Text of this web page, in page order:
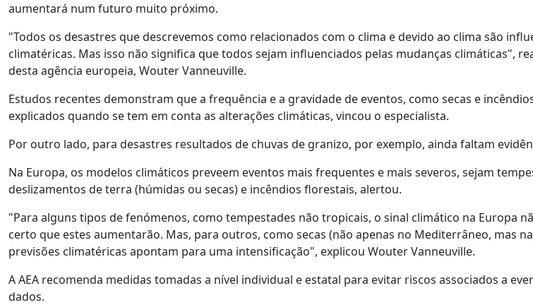
aumentará num futuro muito próximo.
"Todos os desastres que descrevemos como relacionados com o clima e devido ao clima são
climatéricas. Mas isso não significa que todos sejam influenciados pelas mudanças climáticas",
desta agência europeia, Wouter Vanneuville.
Estudos recentes demonstram que a frequência e a gravidade de eventos, como secas e
explicados quando se tem em conta as alterações climáticas, vincou o especialista.
Por outro lado, para desastres resultados de chuvas de granizo, por exemplo, ainda faltam
Na Europa, os modelos climáticos preveem eventos mais frequentes e mais severos, sejam
deslizamentos de terra (húmidas ou secas) e incêndios florestais, alertou.
"Para alguns tipos de fenómenos, como tempestades não tropicais, o sinal climático na Europa
certo que estes aumentarão. Mas, para outros, como secas (não apenas no Mediterrâneo, mas
previsões climatéricas apontam para uma intensificação", explicou Wouter Vanneuville.
A AEA recomenda medidas tomadas a nível individual e estatal para evitar riscos associados a
dados.